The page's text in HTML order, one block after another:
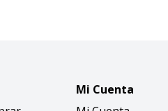
Mi Cuenta